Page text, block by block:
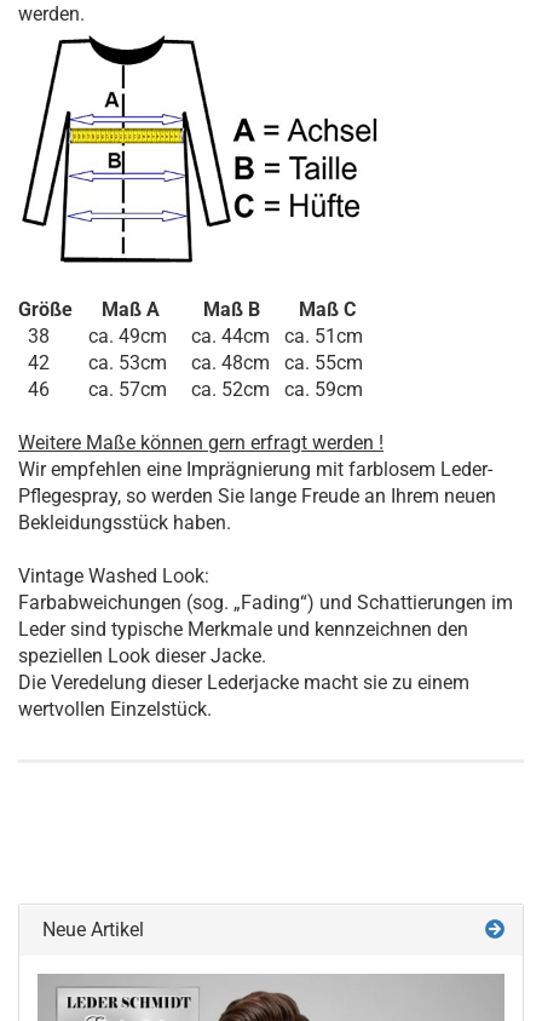
werden.
Größe Maß A Maß B Maß C
38 ca. 49cm ca. 44cm ca. 51cm
42 ca. 53cm ca. 48cm ca. 55cm
46 ca. 57cm ca. 52cm ca. 59cm
Weitere Maße können gern erfragt werden !
Wir empfehlen eine Imprägnierung mit farblosem Leder-
Pflegespray, so werden Sie lange Freude an Ihrem neuen
Bekleidungsstück haben.
Vintage Washed Look:
Farbabweichungen (sog. „Fading“) und Schattierungen im
Leder sind typische Merkmale und kennzeichnen den
speziellen Look dieser Jacke.
Die Veredelung dieser Lederjacke macht sie zu einem
wertvollen Einzelstück.
Neue Artikel